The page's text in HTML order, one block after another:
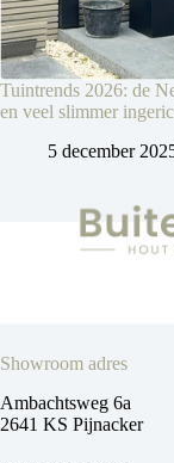
Tuintrends 2026: de
en veel slimmer
5 december
Showroom adres
Ambachtsweg 6a
2641 KS Pijnacker